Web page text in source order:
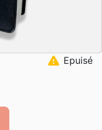
warning Epuisé